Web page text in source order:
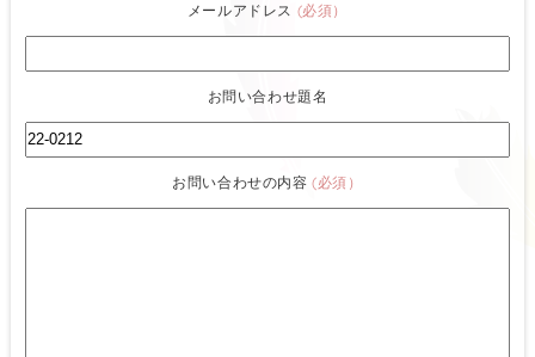
メールアドレス (必須）
お問い合わせ題名
お問い合わせの内容(必須）